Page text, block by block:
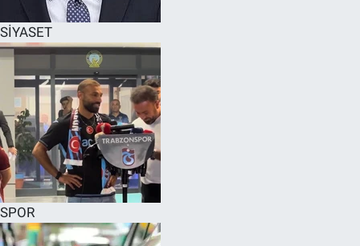
SİYASET
SPOR